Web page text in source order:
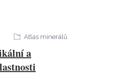
a
Atlas minerálů